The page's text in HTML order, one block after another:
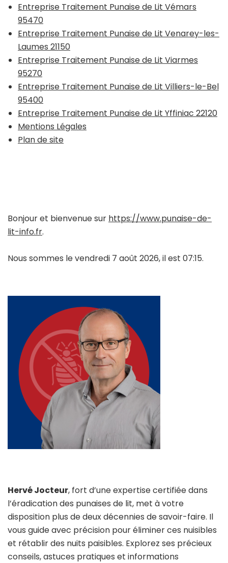
Entreprise Traitement Punaise de Lit Vémars
95470
Entreprise Traitement Punaise de Lit Venarey-les-
Laumes 21150
Entreprise Traitement Punaise de Lit Viarmes
95270
Entreprise Traitement Punaise de Lit Villiers-le-Bel
95400
Entreprise Traitement Punaise de Lit Yffiniac 22120
Mentions Légales
Plan de site
Bonjour et bienvenue sur https://www.punaise-de-
lit-info.fr.
Nous sommes le vendredi 7 août 2026, il est 07:15.
Hervé Jocteur, fort d’une expertise certifiée dans
l’éradication des punaises de lit, met à votre
disposition plus de deux décennies de savoir-faire. Il
vous guide avec précision pour éliminer ces nuisibles
et rétablir des nuits paisibles. Explorez ses précieux
conseils, astuces pratiques et informations